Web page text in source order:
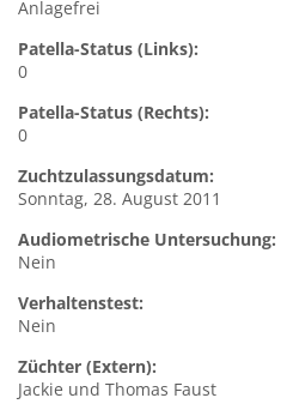
Anlagefrei
Patella-Status (Links):
0
Patella-Status (Rechts):
0
Zuchtzulassungsdatum:
Sonntag, 28. August 2011
Audiometrische Untersuchung:
Nein
Verhaltenstest:
Nein
Züchter (Extern):
Jackie und Thomas Faust